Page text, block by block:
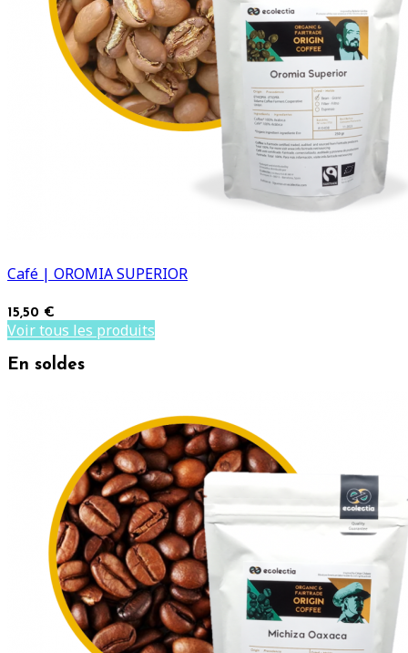
Café | OROMIA SUPERIOR
15,50 €
Voir tous les produits
En soldes